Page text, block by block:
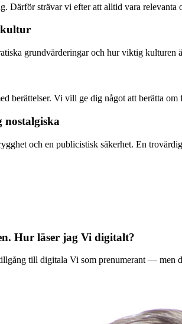
Därför strävar vi efter att alltid vara
kultur
grundvärderingar och hur viktig
berättelser. Vi vill ge dig något att berätta
och en publicistisk säkerhet. En
Hur läser jag Vi digitalt?
till digitala Vi som prenumerant — men